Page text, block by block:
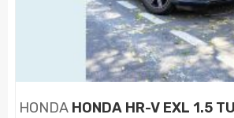
HONDA HONDA HR-V EXL 1.5